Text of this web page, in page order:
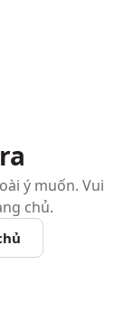
ý muốn. Vui
chủ.